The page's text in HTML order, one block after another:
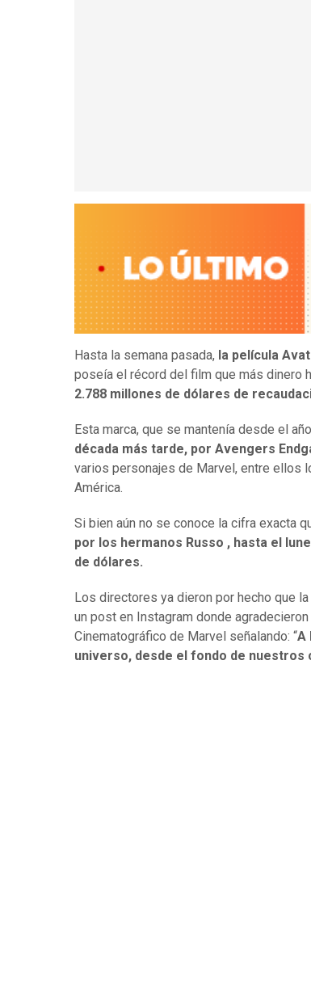
Hasta la semana pasada, la película
poseía el récord del film que más dinero
2.788 millones de dólares de
Esta marca, que se mantenía desde el
década más tarde, por Avengers
varios personajes de Marvel, entre ellos
América.
Si bien aún no se conoce la cifra exacta
por los hermanos Russo , hasta el
de dólares.
Los directores ya dieron por hecho que
un post en Instagram donde
Cinematográfico de Marvel señalando: “A
universo, desde el fondo de nuestros